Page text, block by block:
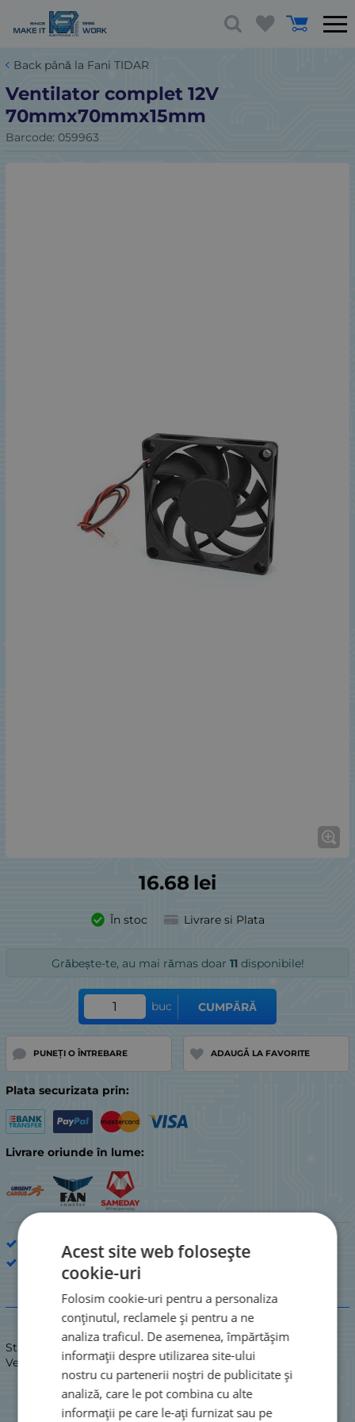
Back până la Fani TIDAR
Ventilator complet 12V
70mmx70mmx15mm
Barcode: 059963
16.68 lei
În stoc Livrare si Plata
Grăbește-te, au mai rămas doar 11disponibile!
buc CUMPĂRĂ
PUNEȚI O ÎNTREBARE ADAUGĂ LA FAVORITE
Plata securizata prin:
Livrare oriunde în lume:
Descriere
Stare: NOUĂ
Ventilator 12V 70mmx70mmx15mm
Acest site web folosește
cookie-uri
Folosim cookie-uri pentru a personaliza
conținutul, reclamele și pentru a ne
analiza traficul. De asemenea, împărtășim
informații despre utilizarea site-ului
nostru cu partenerii noștri de publicitate și
analiză, care le pot combina cu alte
informații pe care le-ați furnizat sau pe